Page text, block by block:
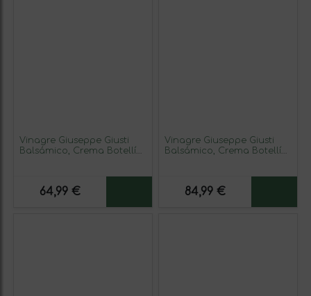
Vinagre Giuseppe Giusti
Balsámico, Crema Botellín
64,99 €
Vinagre Giuseppe Giusti
Balsámico, Crema Botellín
84,99 €